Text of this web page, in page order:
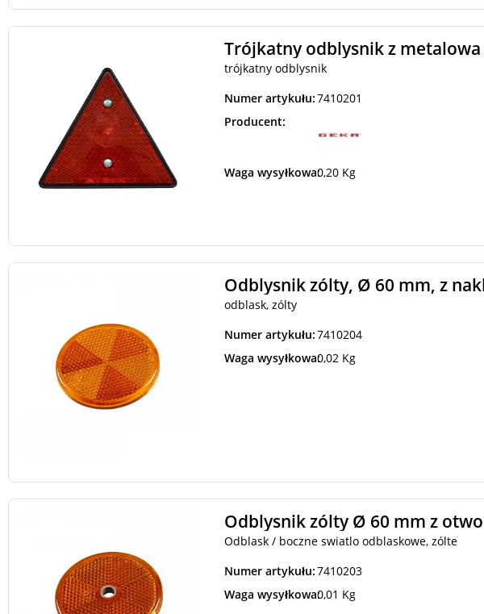
Trójkatny odblysnik z
trójkatny odblysnik
Numer artykułu:7410201
Producent:
Waga wysyłkowa:0,20 Kg
Odblysnik zólty, Ø 60 mm, z
odblask, zólty
Numer artykułu:7410204
Waga wysyłkowa:0,02 Kg
Odblysnik zólty Ø 60 mm z
Odblask / boczne swiatlo odblaskowe, zólte
Numer artykułu:7410203
Waga wysyłkowa:0,01 Kg